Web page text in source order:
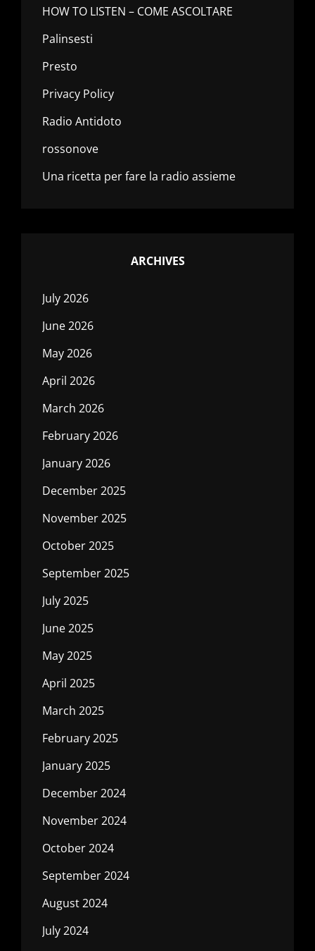
HOW TO LISTEN – COME ASCOLTARE
Palinsesti
Presto
Privacy Policy
Radio Antidoto
rossonove
Una ricetta per fare la radio assieme
ARCHIVES
July 2026
June 2026
May 2026
April 2026
March 2026
February 2026
January 2026
December 2025
November 2025
October 2025
September 2025
July 2025
June 2025
May 2025
April 2025
March 2025
February 2025
January 2025
December 2024
November 2024
October 2024
September 2024
August 2024
July 2024